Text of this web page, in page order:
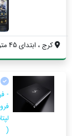
کرج ، ابتدای 45 متری ، گلشهر ، مرکز تجار...
-
(